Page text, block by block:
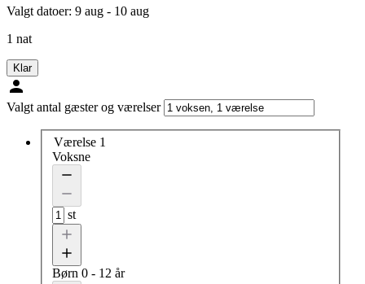
Valgt datoer: 9 aug - 10 aug
1 nat
Klar
Valgt antal gæster og værelser
Værelse 1
Voksne
st
Børn 0 - 12 år